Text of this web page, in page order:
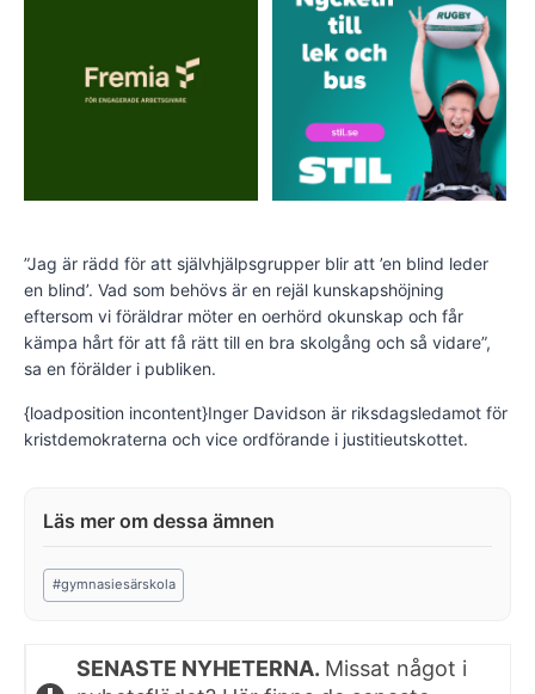
”Jag är rädd för att självhjälpsgrupper blir att ’en blind leder
en blind’. Vad som behövs är en rejäl kunskapshöjning
eftersom vi föräldrar möter en oerhörd okunskap och får
kämpa hårt för att få rätt till en bra skolgång och så vidare”,
sa en förälder i publiken.
{loadposition incontent}Inger Davidson är riksdagsledamot för
kristdemokraterna och vice ordförande i justitieutskottet.
Post
Tags:
#gymnasiesärskola
SENASTE NYHETERNA. Missat något i